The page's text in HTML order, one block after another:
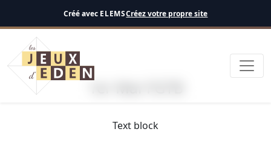
Créé avec ELEMSCréez votre propre site
Français
Text block